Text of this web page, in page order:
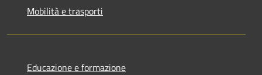
Mobilità e trasporti
Educazione e formazione